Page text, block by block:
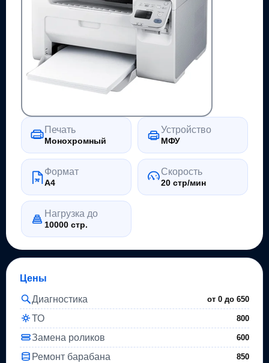
Печать
Монохромный
Устройство
МФУ
Формат
A4
Скорость
20 стр/мин
Нагрузка до
10000 стр.
Цены
Диагностика
от 0 до650
ТО 800
Замена роликов 600
Ремонт барабана 850